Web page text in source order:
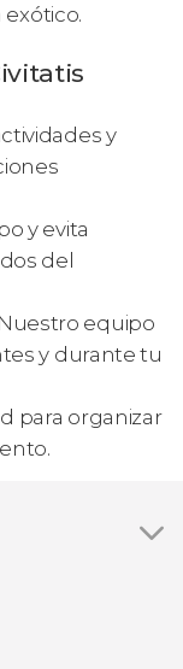
y
y evita
del
Nuestro equipo
y durante tu
para organizar